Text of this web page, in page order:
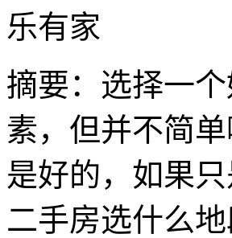
乐有家
摘要： 选择一
素，但并不简
是好的，如果
二手房选什么地